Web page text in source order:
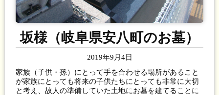
坂様（岐阜県安八町のお墓）
2019年9月4日
家族（子供・孫）にとって手を合わせる場所があること
が家族にとっても将来の子供たちにとっても非常に大切
と考え、故人の準備していた土地にお墓を建てることに